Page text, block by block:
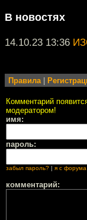
В новостях
14.10.23 13:36
Правила|
Комментарий
модератором!
имя:
пароль:
забыл пароль? я с форума
комментарий: